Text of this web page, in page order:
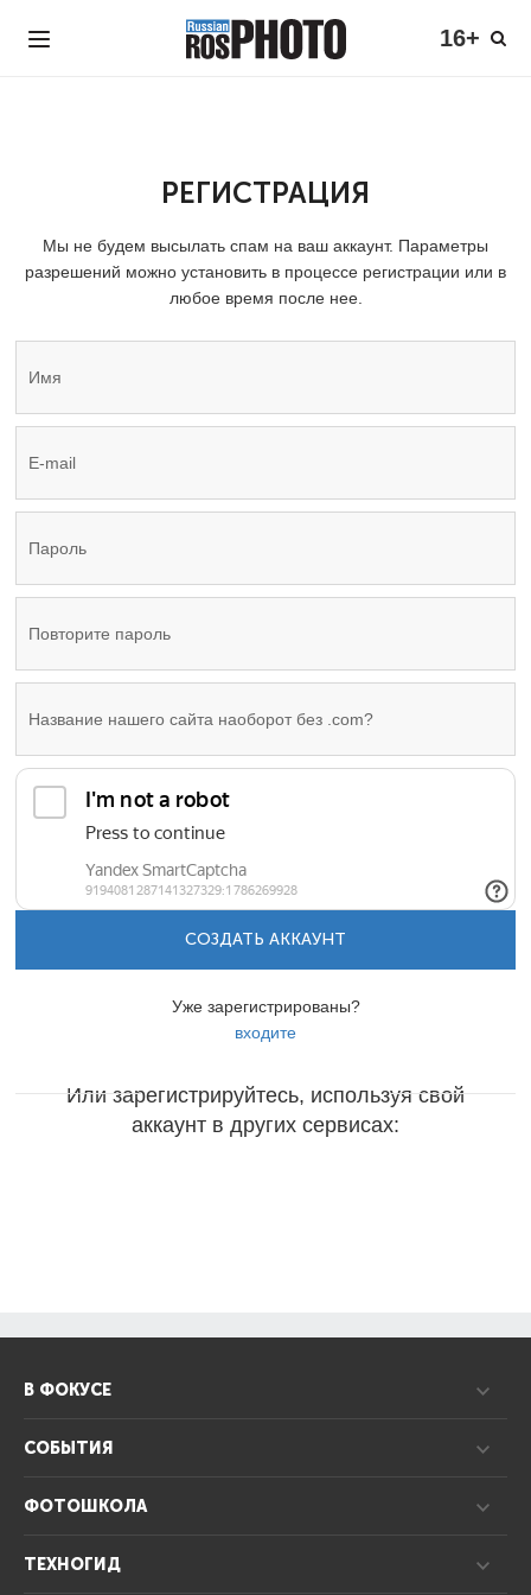
16+
РЕГИСТРАЦИЯ
Мы не будем высылать спам на ваш аккаунт. Параметры
разрешений можно установить в процессе регистрации или в
любое время после нее.
СОЗДАТЬ АККАУНТ
Уже зарегистрированы?
входите
Или зарегистрируйтесь, используя свой
аккаунт в других сервисах:
В ФОКУСЕ
СОБЫТИЯ
ФОТОШКОЛА
ТЕХНОГИД